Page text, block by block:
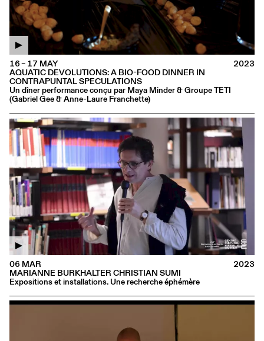
AQUATIC DEVOLUTIONS: A BIO-FOOD DINNER IN
CONTRAPUNTAL SPECULATIONS
Un dîner performance conçu par Maya Minder & Groupe TETI
(Gabriel Gee & Anne-Laure Franchette)
16 – 17 MAY 2023
MARIANNE BURKHALTER CHRISTIAN SUMI
Expositions et installations. Une recherche éphémère
06 MAR 2023